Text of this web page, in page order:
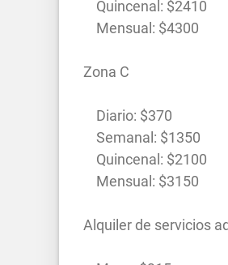
Quincenal: $2410
Mensual: $4300
Zona C
Diario: $370
Semanal: $1350
Quincenal: $2100
Mensual: $3150
Alquiler de servicios